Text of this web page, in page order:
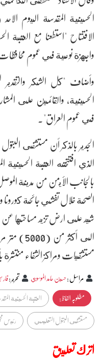
واجهزة نوعية في عموم
وأضاف "كل الشكر والتقدير
في عموم العراق".
بالجانب الأيمن من مدينة
الصحة خلال تفشي جائحة كورونا
الى
مستشفيات ومراكز الشفاء
مراسل:حسين حامد الموسوي تحرير:
مطلوبہ الفاظ :
العتبة الحسينية
مستشفى البتول التعليمي
رئيس
اترك تعليق